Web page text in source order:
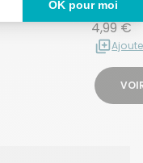
4,99 €